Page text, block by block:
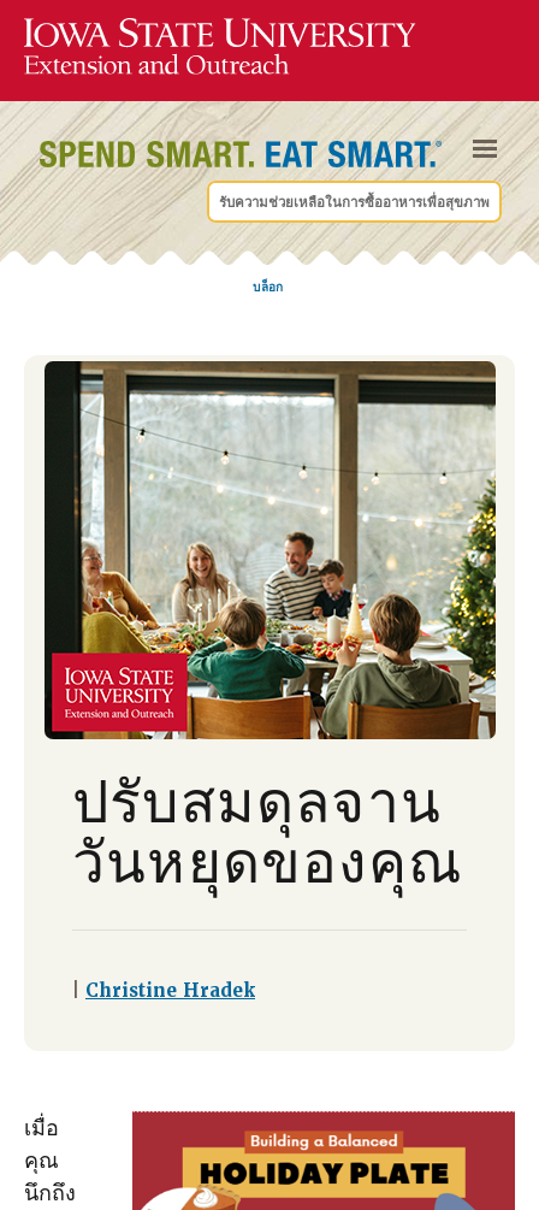
รับความช่วยเหลือในการซื้ออาหารเพื่อสุขภาพ
บล็อก
ปรับสมดุลจาน
วันหยุดของคุณ
Christine Hradek
เมื่อ
คุณ
นึกถึง